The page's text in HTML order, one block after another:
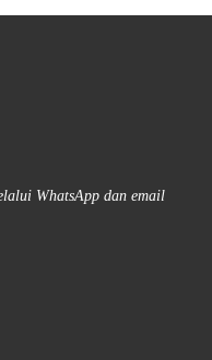
WhatsApp dan email